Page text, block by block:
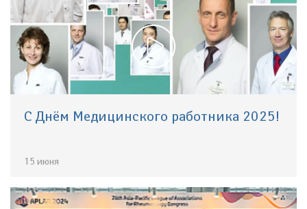
С Днём Медицинского работника 2025!
15 июня